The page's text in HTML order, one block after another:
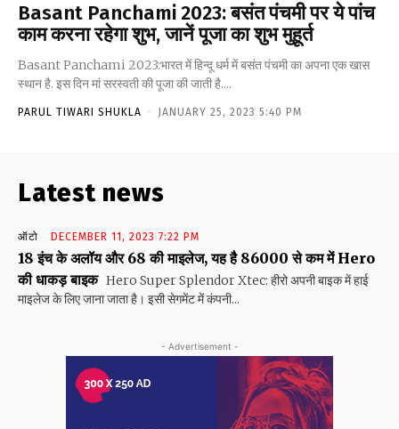
Basant Panchami 2023: बसंत पंचमी पर ये पांच
काम करना रहेगा शुभ, जानें पूजा का शुभ मुहूर्त
Basant Panchami 2023:भारत में हिन्दू धर्म में बसंत पंचमी का अपना एक खास
स्थान है. इस दिन मां सरस्वती की पूजा की जाती है....
PARUL TIWARI SHUKLA - JANUARY 25, 2023 5:40 PM
Latest news
ऑटो DECEMBER 11, 2023 7:22 PM
18 इंच के अलॉय और 68 की माइलेज, यह है 86000 से कम में Hero
की धाकड़ बाइक Hero Super Splendor Xtec: हीरो अपनी बाइक में हाई
माइलेज के लिए जाना जाता है। इसी सेगमेंट में कंपनी...
- Advertisement -